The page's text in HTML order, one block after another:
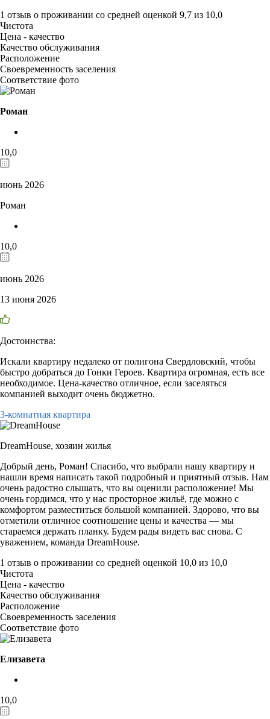
1 отзыв о проживании со средней оценкой 9,7 из 10,0
Чистота
Цена - качество
Качество обслуживания
Расположение
Своевременность заселения
Соответствие фото
Роман
10,0
июнь 2026
Роман
10,0
июнь 2026
13 июня 2026
Достоинства:
Искали квартиру недалеко от полигона Свердловский, чтобы
быстро добраться до Гонки Героев. Квартира огромная, есть все
необходимое. Цена-качество отличное, если заселяться
компанией выходит очень бюджетно.
3-комнатная квартира
DreamHouse, хозяин жилья
Добрый день, Роман! Спасибо, что выбрали нашу квартиру и
нашли время написать такой подробный и приятный отзыв. Нам
очень радостно слышать, что вы оценили расположение! Мы
очень гордимся, что у нас просторное жильё, где можно с
комфортом разместиться большой компанией. Здорово, что вы
отметили отличное соотношение цены и качества — мы
стараемся держать планку. Будем рады видеть вас снова. С
уважением, команда DreamHouse.
1 отзыв о проживании со средней оценкой 10,0 из 10,0
Чистота
Цена - качество
Качество обслуживания
Расположение
Своевременность заселения
Соответствие фото
Елизавета
10,0